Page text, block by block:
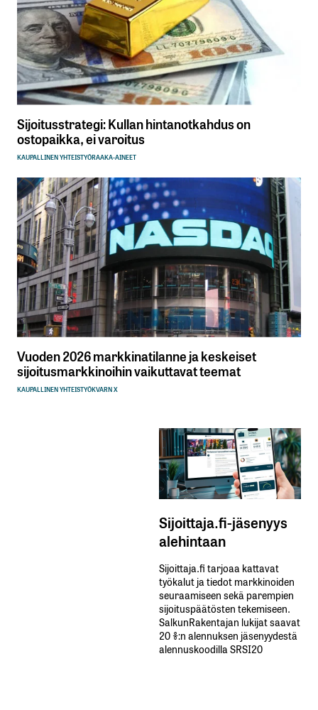
Sijoitusstrategi: Kullan hintanotkahdus on
ostopaikka, ei varoitus
KAUPALLINEN YHTEISTYÖRAAKA-AINEET
Vuoden 2026 markkinatilanne ja keskeiset
sijoitusmarkkinoihin vaikuttavat teemat
KAUPALLINEN YHTEISTYÖKVARN X
Sijoittaja.fi-jäsenyys
alehintaan
Sijoittaja.fi tarjoaa kattavat
työkalut ja tiedot markkinoiden
seuraamiseen sekä parempien
sijoituspäätösten tekemiseen.
SalkunRakentajan lukijat saavat
20 %:n alennuksen jäsenyydestä
alennuskoodilla SRSI20